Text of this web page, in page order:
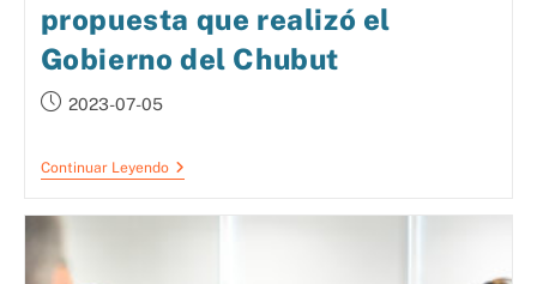
propuesta que realizó el
Gobierno del Chubut
2023-07-05
Continuar Leyendo